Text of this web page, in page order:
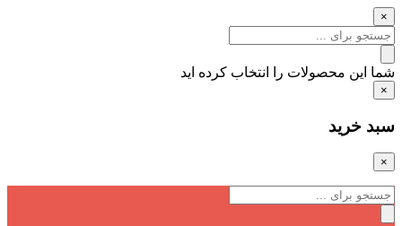
×
شما این محصولات را انتخاب کرده اید
×
سبد خرید
×